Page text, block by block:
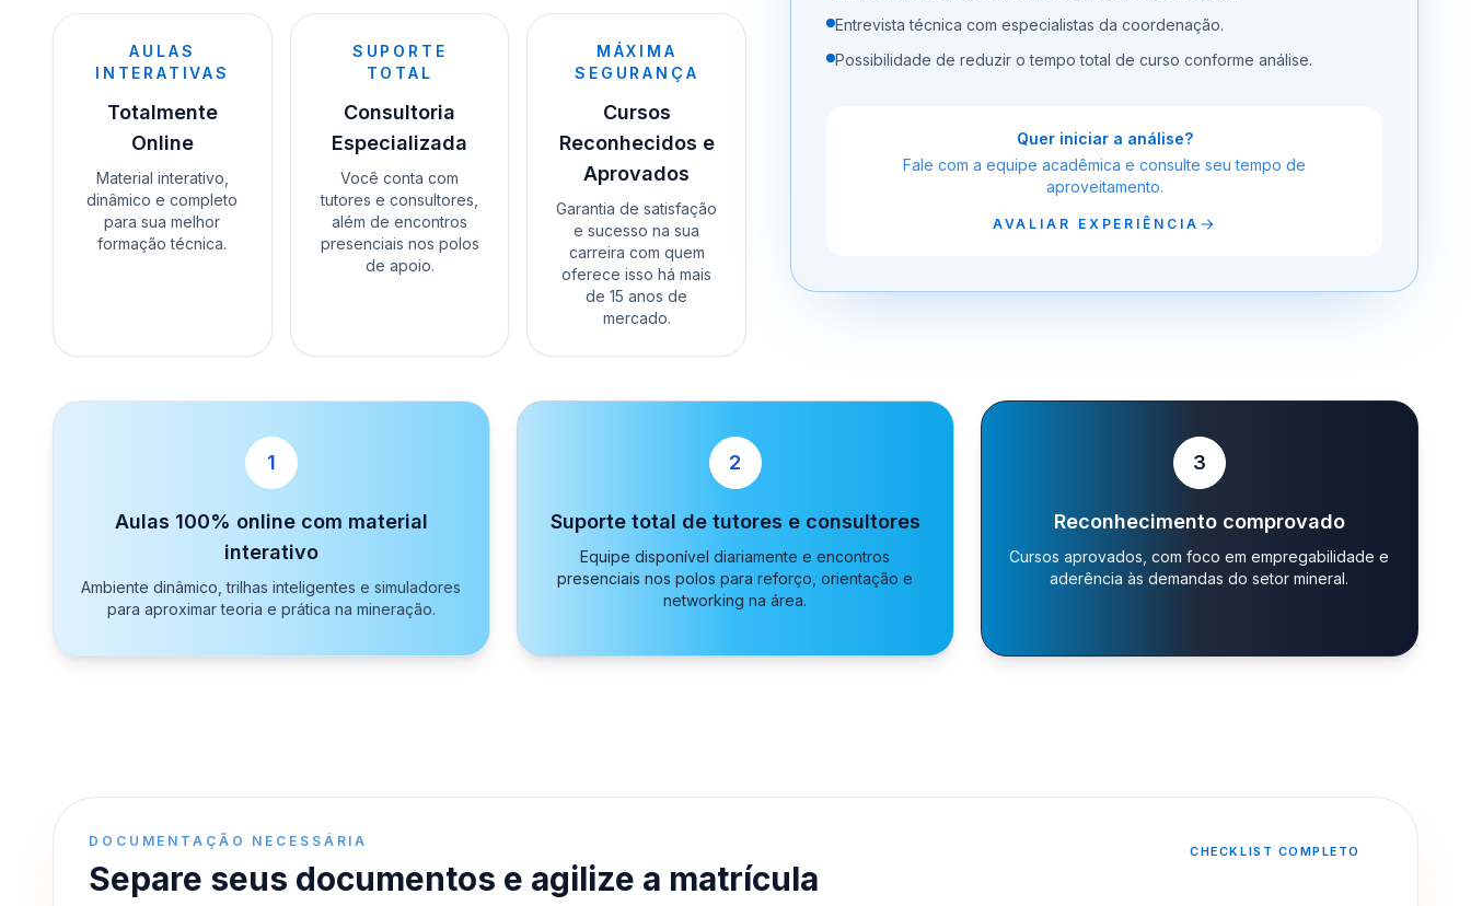
AULAS
INTERATIVAS
Totalmente
Online
Material interativo,
dinâmico e completo
para sua melhor
formação técnica.
SUPORTE
TOTAL
Consultoria
Especializada
Você conta com
tutores e consultores,
além de encontros
presenciais nos polos
de apoio.
MÁXIMA
SEGURANÇA
Cursos
Reconhecidos e
Aprovados
Garantia de satisfação
e sucesso na sua
carreira com quem
oferece isso há mais
de 15 anos de
mercado.
Entrevista técnica com especialistas da coordenação.
Possibilidade de reduzir o tempo total de curso conforme análise.
Quer iniciar a análise?
Fale com a equipe acadêmica e consulte seu tempo de
aproveitamento.
AVALIAR EXPERIÊNCIA
1
Aulas 100% online com material
interativo
Ambiente dinâmico, trilhas inteligentes e simuladores
para aproximar teoria e prática na mineração.
2
Suporte total de tutores e consultores
Equipe disponível diariamente e encontros
presenciais nos polos para reforço, orientação e
networking na área.
3
Reconhecimento comprovado
Cursos aprovados, com foco em empregabilidade e
aderência às demandas do setor mineral.
DOCUMENTAÇÃO NECESSÁRIA
Separe seus documentos e agilize a matrícula
CHECKLIST COMPLETO